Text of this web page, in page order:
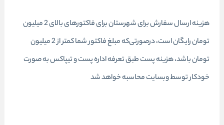
هزینه ارسال سفارش برای شهرستان برای فاکتورهای بالای 2 میلیون
تومان رایگان است، درصورتی‌که مبلغ فاکتور شما کمتر از 2 میلیون
تومان باشد، هزینه پست طبق تعرفه اداره پست و تیپاکس به صورت
خودکار توسط وبسایت محاسبه خواهد شد